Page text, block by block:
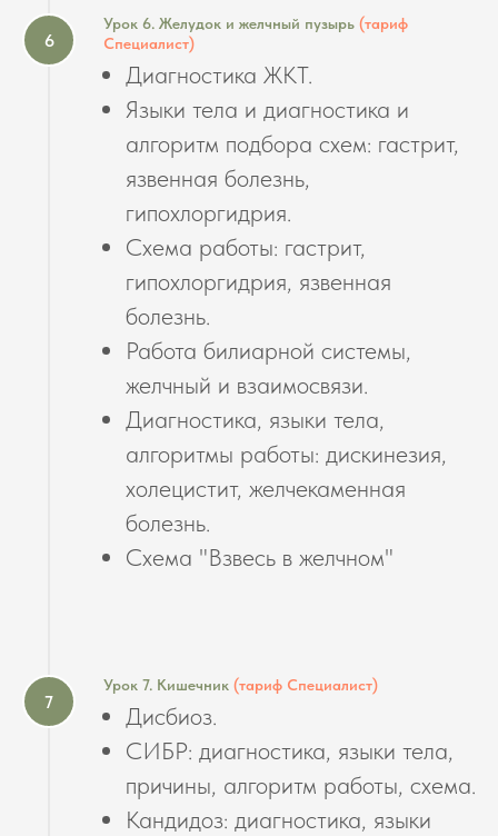
Урок 6. Желудок и желчный пузырь (тариф
Специалист)
Диагностика ЖКТ.
Языки тела и диагностика и
алгоритм подбора схем: гастрит,
язвенная болезнь,
гипохлоргидрия.
Схема работы: гастрит,
гипохлоргидрия, язвенная
болезнь.
Работа билиарной системы,
желчный и взаимосвязи.
Диагностика, языки тела,
алгоритмы работы: дискинезия,
холецистит, желчекаменная
болезнь.
Схема "Взвесь в желчном"
Урок 7. Кишечник (тариф Специалист)
Дисбиоз.
СИБР: диагностика, языки тела,
причины, алгоритм работы, схема.
Кандидоз: диагностика, языки